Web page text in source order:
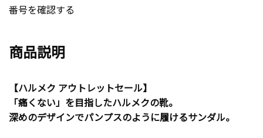
番号を確認する
商品説明
【ハルメク アウトレットセール】
「痛くない」を目指したハルメクの靴。
深めのデザインでパンプスのように履けるサンダル。